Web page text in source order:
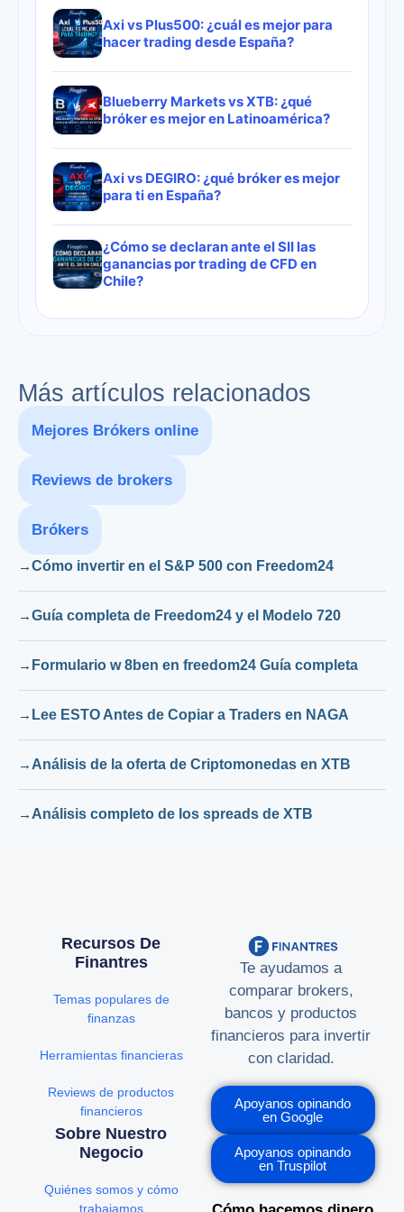
Axi vs Plus500: ¿cuál es mejor para
hacer trading desde España?
Blueberry Markets vs XTB: ¿qué
bróker es mejor en Latinoamérica?
Axi vs DEGIRO: ¿qué bróker es mejor
para ti en España?
¿Cómo se declaran ante el SII las
ganancias por trading de CFD en
Chile?
Más artículos relacionados
Mejores Brókers online
Reviews de brokers
Brókers
Cómo invertir en el S&P 500 con Freedom24
Guía completa de Freedom24 y el Modelo 720
Formulario w 8ben en freedom24 Guía completa
Lee ESTO Antes de Copiar a Traders en NAGA
Análisis de la oferta de Criptomonedas en XTB
Análisis completo de los spreads de XTB
Te ayudamos a
comparar brokers,
bancos y productos
financieros para invertir
con claridad.
Apoyanos opinando
en Google
Apoyanos opinando
en Truspilot
Recursos De
Finantres
Temas populares de
finanzas
Herramientas financieras
Reviews de productos
financieros
Sobre Nuestro
Negocio
Quiénes somos y cómo
trabajamos